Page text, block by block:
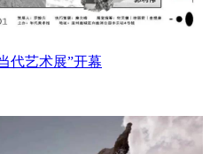
代艺术展”开幕